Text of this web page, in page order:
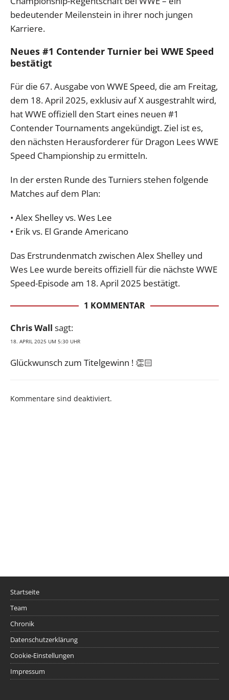
bedeutender Meilenstein in ihrer noch jungen
Karriere.
Neues #1 Contender Turnier bei WWE Speed
bestätigt
Für die 67. Ausgabe von WWE Speed, die am Freitag,
dem 18. April 2025, exklusiv auf X ausgestrahlt wird,
hat WWE offiziell den Start eines neuen #1
Contender Tournaments angekündigt. Ziel ist es,
den nächsten Herausforderer für Dragon Lees WWE
Speed Championship zu ermitteln.
In der ersten Runde des Turniers stehen folgende
Matches auf dem Plan:
• Alex Shelley vs. Wes Lee
• Erik vs. El Grande Americano
Das Erstrundenmatch zwischen Alex Shelley und
Wes Lee wurde bereits offiziell für die nächste WWE
Speed-Episode am 18. April 2025 bestätigt.
1 KOMMENTAR
Chris Wall sagt:
18. APRIL 2025 UM 5:30 UHR
Glückwunsch zum Titelgewinn ! 👏🏻
Kommentare sind deaktiviert.
Startseite
Team
Chronik
Datenschutzerklärung
Cookie-Einstellungen
Impressum